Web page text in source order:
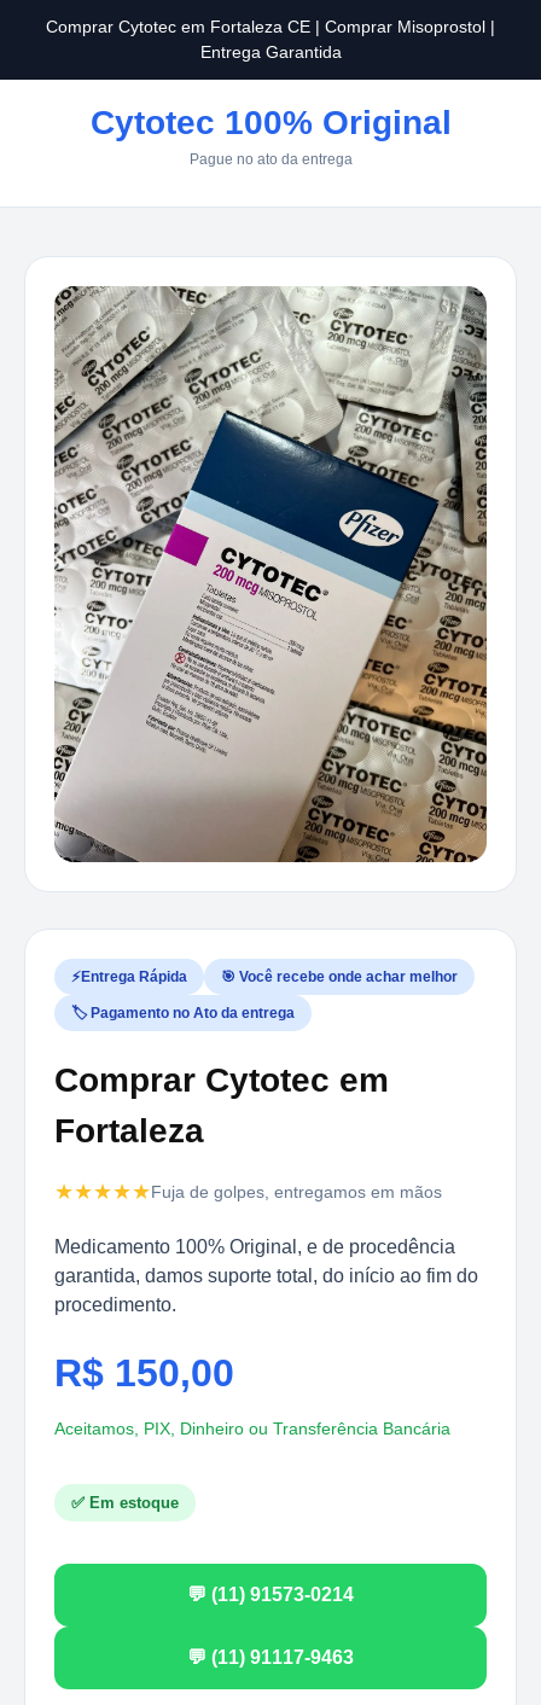
Comprar Cytotec em Fortaleza CE | Comprar Misoprostol |
Entrega Garantida
Cytotec 100% Original
Pague no ato da entrega
⚡Entrega Rápida 🎯 Você recebe onde achar melhor
🏷️ Pagamento no Ato da entrega
Comprar Cytotec em
Fortaleza
★★★★★Fuja de golpes, entregamos em mãos
Medicamento 100% Original, e de procedência
garantida, damos suporte total, do início ao fim do
procedimento.
R$ 150,00
Aceitamos, PIX, Dinheiro ou Transferência Bancária
✅ Em estoque
💬 (11) 91573-0214
💬 (11) 91117-9463